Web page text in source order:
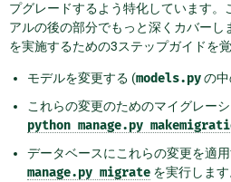
プグレードするよう特化しています。
アルの後の部分でもっと深くカバーし
を実施するための3ステップガイドを
モデルを変更する (models.pyの
これらの変更のためのマイグレー
python manage.py
データベースにこれらの変更を適
manage.py migrate を実行します